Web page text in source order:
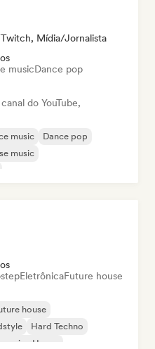
Mídia/Jornalista
musicDance pop
do YouTube,
music
Dance pop
music
EletrônicaFuture house
house
Hard Techno
House